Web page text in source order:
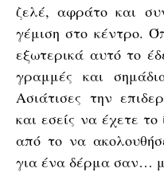
ζελέ, αφράτο και
γέμιση στο κέντρο.
εξωτερικά αυτό το
γραμμές και
Ασιάτισες την
και εσείς να έχετε
από το να
για ένα δέρμα σαν…